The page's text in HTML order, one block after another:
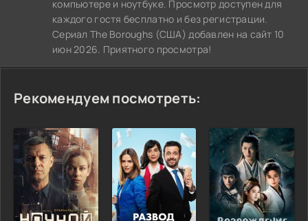
компьютере и ноутбуке. Просмотр доступен для
каждого гостя бесплатно и без регистрации.
Сериал The Boroughs (США) добавлен на сайт 10
июн 2026. Приятного просмотра!
Рекомендуем посмотреть: